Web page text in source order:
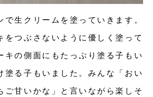
で生クリームを塗っていきます。
をつぶさないように優しく塗って
キの側面にもたっぷり塗る子もい
塗る子もいました。みんな「おい
ご甘いかな」と言いながら楽しそ